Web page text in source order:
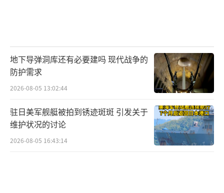
人”的伊朗和沙特能够一笑泯恩仇，代表中国
在国际上有着强大影响力，既然伊朗和沙特都
能和解，那么乌克兰和俄罗斯这对本就是斯拉
夫兄弟的国家在中国的出手下达成和解也并非
不可能的事情。并且由于中俄间的特殊关系，
在某些情况下中国出面调停俄乌冲突说不定比
美国还更加有用。在经济上，泽连斯基找上中
地下导弹洞库还有必要建吗 现代战争的
防护需求
2026-08-05 13:02:44
驻日美军舰艇被拍到锈迹斑斑 引发关于
维护状况的讨论
2026-08-05 16:43:14